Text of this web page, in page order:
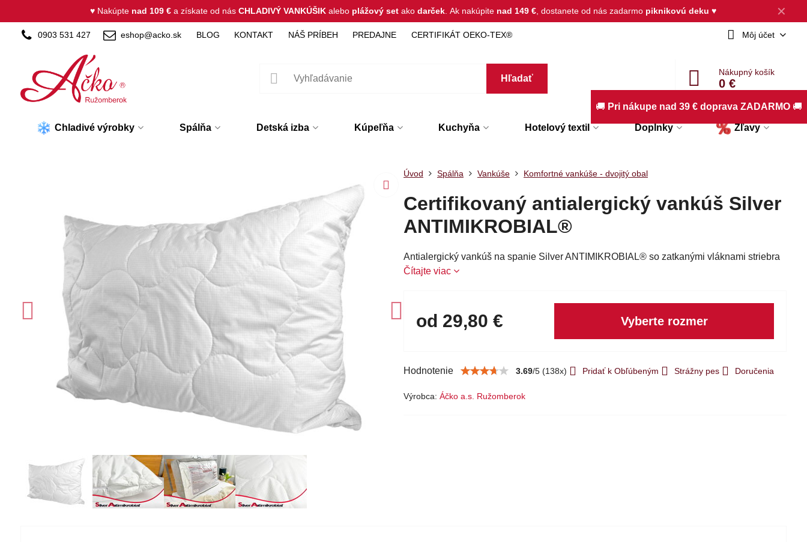
✕
♥ Nakúpte nad 109 € a získate od násCHLADIVÝ VANKÚŠIK alebo plážový set ako darček Ak nakúpite nad 149 € , dostanete od nás zadarmo piknikovú deku♥
0903 531 427 eshop@acko.sk BLOG KONTAKT NÁŠ PRÍBEH PREDAJNE CERTIFIKÁT OEKO-TEX® Môj účet
Hľadať
Nákupný košík
0 €
Chladivé výrobky Spálňa Detská izba Kúpeľňa Kuchyňa Hotelový textil Doplnky Zľavy
Úvod Spálňa Vankúše Komfortné vankúše - dvojitý obal
Certifikovaný antialergický vankúš Silver
ANTIMIKROBIAL®
Antialergický vankúš na spanie Silver ANTIMIKROBIAL® so zatkanými vláknami striebra
Čítajte viac
od 29,80 € Vyberte rozmer
Hodnotenie 3.69/5(138x) Pridať k Obľúbeným Strážny pes Doručenia
Výrobca: Áčko a.s. Ružomberok
🚚 Pri nákupe nad 39 € doprava ZADARMO 🚚